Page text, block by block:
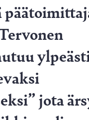
jota